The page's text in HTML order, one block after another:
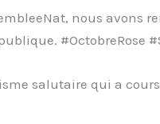
nous
#OctobreRose
salutaire qui a